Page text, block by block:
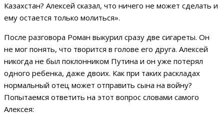
Казахстан? Алексей сказал, что ничего не может сделать и
ему остается только молиться».
После разговора Роман выкурил сразу две сигареты. Он
не мог понять, что творится в голове его друга. Алексей
никогда не был поклонником Путина и он уже потерял
одного ребенка, даже двоих. Как при таких раскладах
нормальный отец может отправить сына на войну?
Попытаемся ответить на этот вопрос словами самого
Алексея: